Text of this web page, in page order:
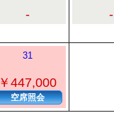
- -
31
￥447,000
空席照会